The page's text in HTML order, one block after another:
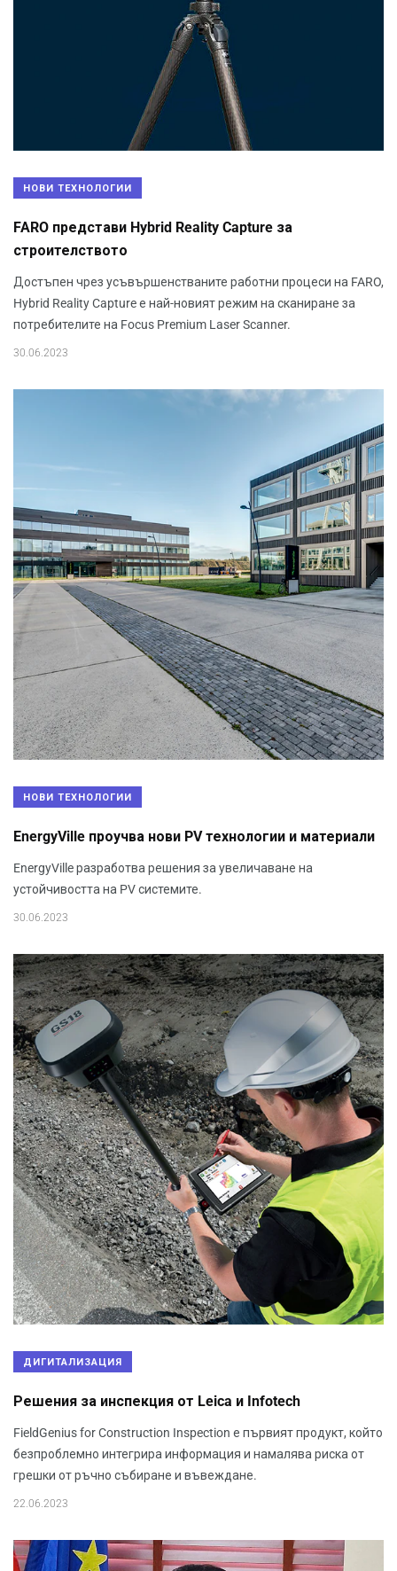
НОВИ ТЕХНОЛОГИИ
FARO представи Hybrid Reality Capture за
строителството
Достъпен чрез усъвършенстваните работни процеси на FARO,
Hybrid Reality Capture е най-новият режим на сканиране за
потребителите на Focus Premium Laser Scanner.
30.06.2023
НОВИ ТЕХНОЛОГИИ
EnergyVille проучва нови PV технологии и материали
EnergyVille разработва решения за увеличаване на
устойчивостта на PV системите.
30.06.2023
ДИГИТАЛИЗАЦИЯ
Решения за инспекция от Leica и Infotech
FieldGenius for Construction Inspection е първият продукт, който
безпроблемно интегрира информация и намалява риска от
грешки от ръчно събиране и въвеждане.
22.06.2023